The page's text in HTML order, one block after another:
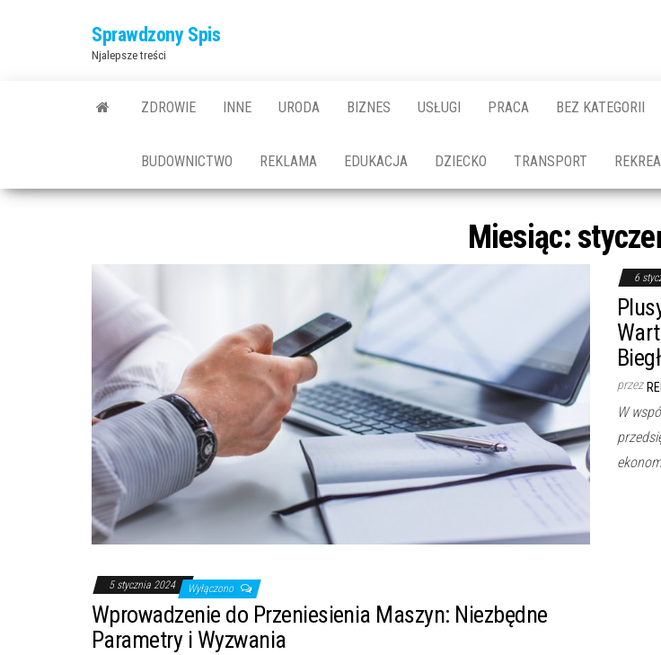
Sprawdzony Spis
Njalepsze treści
ZDROWIE INNE URODA BIZNES USŁUGI PRACA BEZ KATEGORII
BUDOWNICTWO REKLAMA EDUKACJA DZIECKO TRANSPORT
Miesiąc:
6
przez
W
5 stycznia 2024 Wyłączono
Wprowadzenie do Przeniesienia Maszyn: Niezbędne
Parametry i Wyzwania